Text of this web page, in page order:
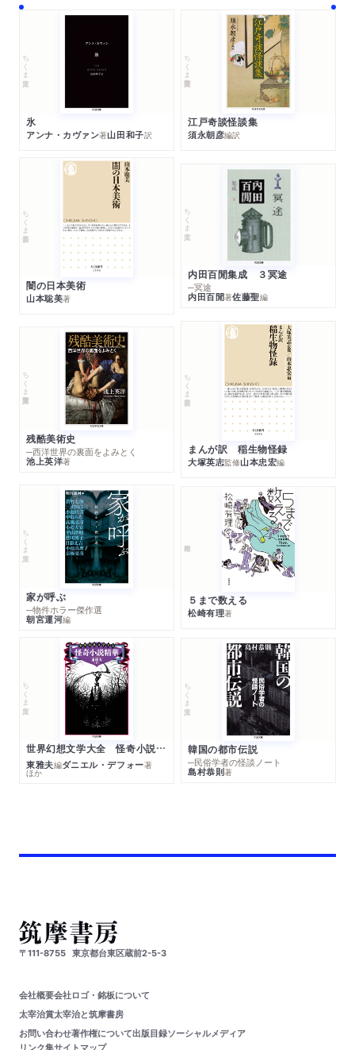
ちくま文庫
氷
アンナ・カヴァン著山田和子訳
ちくま学芸文庫
江戸奇談怪談集
須永朝彦編訳
ちくま新書
闇の日本美術
山本聡美著
ちくま文庫
内田百閒集成 ３冥途
─冥途
内田百閒著佐藤聖編
ちくま学芸文庫
残酷美術史
─西洋世界の裏面をよみとく
池上英洋著
ちくま新書
まんが訳 稲生物怪録
大塚英志監修山本忠宏編
ちくま文庫
家が呼ぶ
─物件ホラー傑作選
朝宮運河編
５まで数える
松崎有理著
ちくま文庫
世界幻想文学大全 怪奇小説精華
東雅夫編ダニエル・デフォー著
ほか
ちくま文庫
韓国の都市伝説
─民俗学者の怪談ノート
島村恭則著
〒111-8755 東京都台東区蔵前2-5-3
会社概要会社ロゴ・銘板について
太宰治賞太宰治と筑摩書房
お問い合わせ著作権について出版目録ソーシャルメディア
リンク集サイトマップ